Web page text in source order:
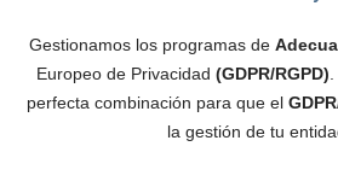
Gestionamos los programas de
Europeo de Privacidad (GDPR/RGPD)
perfecta combinación para que el
la gestión de tu